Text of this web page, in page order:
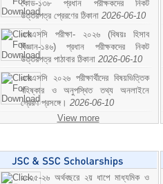
কোড-১৩৮ প্রধান পরীক্ষকদের নিকট
উত্তরপত্র প্রেরণের ঠিকানা 2026-06-10
এসএসসি পরীক্ষা- ২০২৬ (বিষয়ঃ হিসাব
বিজ্ঞান-১৪৬) প্রধান পরীক্ষকদের নিকট
উত্তরপত্র পাঠাবার ঠিকানা 2026-06-10
এসএসসি ২০২৬ পরীক্ষার্থীদের বিষয়ভিত্তিক
বহিষ্কার ও অনুপস্থিত তথ্য অনলাইনে
প্রেরণ প্রসঙ্গে। 2026-06-10
View more
২০২৫-২৬ অর্থবছরে ২য় ধাপে মাধ্যমিক ও